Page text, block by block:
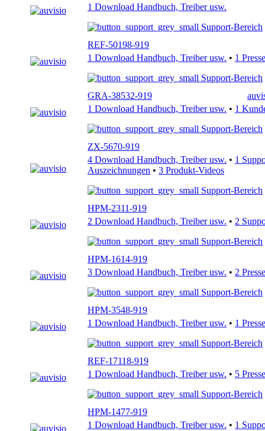
1 Download Handbuch, Treiber usw.
Support-Bereich
REF-50198-919
1 Download Handbuch, Treiber usw. • 1
Support-Bereich
GRA-38532-919
1 Download Handbuch, Treiber usw. • 1
Support-Bereich
ZX-5670-919
4 Download Handbuch, Treiber usw. • 1
Auszeichnungen • 3 Produkt-Videos
Support-Bereich
HPM-2311-919
2 Download Handbuch, Treiber usw. • 2
Support-Bereich
HPM-1614-919
3 Download Handbuch, Treiber usw. • 2
Support-Bereich
HPM-3548-919
1 Download Handbuch, Treiber usw. • 1
Support-Bereich
REF-17118-919
1 Download Handbuch, Treiber usw. • 5
Support-Bereich
HPM-1477-919
1 Download Handbuch, Treiber usw. • 1